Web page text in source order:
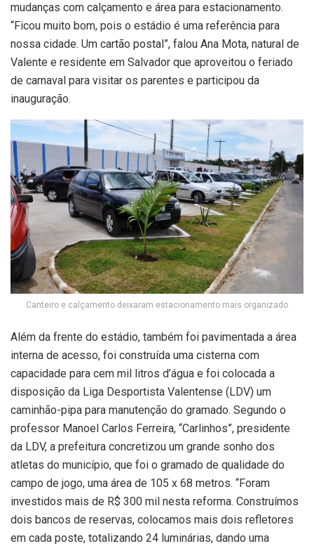
mudanças com calçamento e área para estacionamento.
“Ficou muito bom, pois o estádio é uma referência para
nossa cidade. Um cartão postal”, falou Ana Mota, natural de
Valente e residente em Salvador que aproveitou o feriado
de carnaval para visitar os parentes e participou da
inauguração.
Canteiro e calçamento deixaram estacionamento mais organizado
Além da frente do estádio, também foi pavimentada a área
interna de acesso, foi construída uma cisterna com
capacidade para cem mil litros d’água e foi colocada a
disposição da Liga Desportista Valentense (LDV) um
caminhão-pipa para manutenção do gramado. Segundo o
professor Manoel Carlos Ferreira, “Carlinhos”, presidente
da LDV, a prefeitura concretizou um grande sonho dos
atletas do município, que foi o gramado de qualidade do
campo de jogo, uma área de 105 x 68 metros. “Foram
investidos mais de R$ 300 mil nesta reforma. Construímos
dois bancos de reservas, colocamos mais dois refletores
em cada poste, totalizando 24 luminárias, dando uma